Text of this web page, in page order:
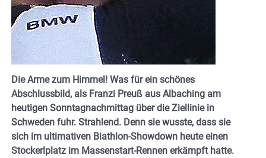
Die Arme zum Himmel! Was für ein schönes
Abschlussbild, als Franzi Preuß aus Albaching am
heutigen Sonntagnachmittag über die Ziellinie in
Schweden fuhr. Strahlend. Denn sie wusste, dass sie
sich im ultimativen Biathlon-Showdown heute einen
Stockerlplatz im Massenstart-Rennen erkämpft hatte.